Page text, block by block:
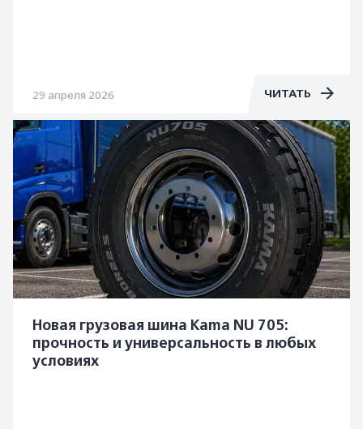
29 апреля 2026 ЧИТАТЬ
Новая грузовая шина Kama NU 705:
прочность и универсальность в любых
условиях